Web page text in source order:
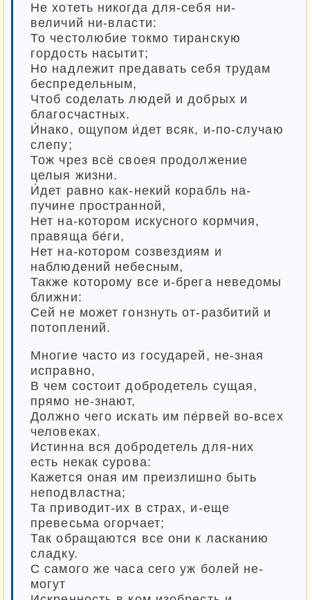
Не хотеть никогда для-себя ни-
величий ни-власти:
То честолюбие токмо тиранскую
гордость насытит;
Но надлежит предавать себя трудам
беспредельным,
Чтоб соделать людей и добрых и
благосчастных.
И́нако, ощупом и́дет всяк, и-по-случаю
слепу;
Тож чрез всё своея продолжение
целыя жизни.
И́дет равно как-некий корабль на-
пучине пространной,
Нет на-котором искусного кормчия,
правяща бе́ги,
Нет на-котором созвездиям и
наблюдений небесным,
Также которому все и-брега неведомы
ближни:
Сей не может гонзнуть от-разбитий и
потоплений.
Многие часто из государей, не-зная
исправно,
В чем состоит добродетель сущая,
прямо не-знают,
Должно чего искать им пе́рвей во-всех
человеках.
Истинна вся добродетель для-них
есть некак сурова:
Кажется оная им преизлишно быть
неподвластна;
Та приводит-их в страх, и-еще
превесьма огорчает;
Так обращаются все они к ласканию
сладку.
С самого же часа сего уж болей не-
могут